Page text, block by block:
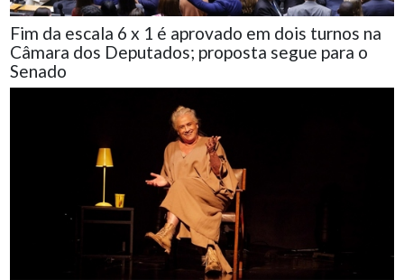
Fim da escala 6 x 1 é aprovado em dois turnos na
Câmara dos Deputados; proposta segue para o
Senado